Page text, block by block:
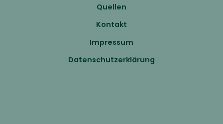
Quellen
Kontakt
Impressum
Datenschutzerklärung